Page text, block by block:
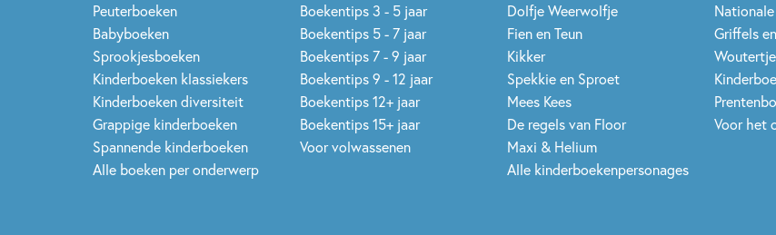
Peuterboeken
Babyboeken
Sprookjesboeken
Kinderboeken klassiekers
Kinderboeken diversiteit
Grappige kinderboeken
Spannende kinderboeken
Alle boeken per onderwerp
Boekentips 3 - 5 jaar
Boekentips 5 - 7 jaar
Boekentips 7 - 9 jaar
Boekentips 9 - 12 jaar
Boekentips 12+ jaar
Boekentips 15+ jaar
Voor volwassenen
Dolfje Weerwolfje
Fien en Teun
Kikker
Spekkie en Sproet
Mees Kees
De regels van Floor
Maxi & Helium
Alle kinderboekenpersonages
Griffels
Voor het